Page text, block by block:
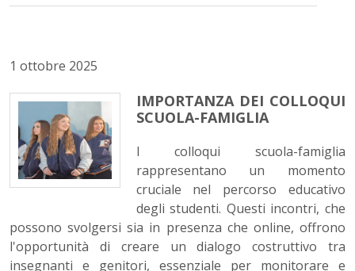
1 ottobre 2025
IMPORTANZA DEI COLLOQUI
SCUOLA-FAMIGLIA
I colloqui scuola-famiglia
rappresentano un momento
cruciale nel percorso educativo
degli studenti. Questi incontri, che
possono svolgersi sia in presenza che online, offrono
l'opportunità di creare un dialogo costruttivo tra
insegnanti e genitori, essenziale per monitorare e